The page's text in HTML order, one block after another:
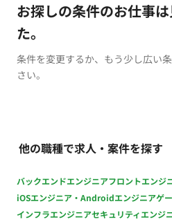
お探しの条件のお仕事
た。
条件を変更するか、もう少し広い
さい。
他の職種で求人・案件を探す
バックエンドエンジニアフロントエンジ
iOSエンジニア・Androidエンジニアゲ
インフラエンジニアセキュリティエンジ